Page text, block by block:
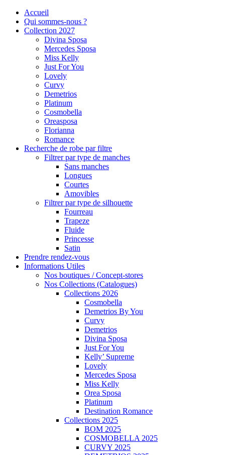
Accueil
Qui sommes-nous ?
Collection 2027
Divina Sposa
Mercedes Sposa
Miss Kelly
Just For You
Lovely
Curvy
Demetrios
Platinum
Cosmobella
Oreasposa
Florianna
Romance
Recherche de robe par filtre
Filtrer par type de manches
Sans manches
Longues
Courtes
Amovibles
Filtrer par type de silhouette
Fourreau
Trapeze
Fluide
Princesse
Satin
Prendre rendez-vous
Informations Utiles
Nos boutiques / Concept-stores
Nos Collections (Catalogues)
Collections 2026
Cosmobella
Demetrios By You
Curvy
Demetrios
Divina Sposa
Just For You
Kelly’ Supreme
Lovely
Mercedes Sposa
Miss Kelly
Orea Sposa
Platinum
Destination Romance
Collections 2025
BOM 2025
COSMOBELLA 2025
CURVY 2025